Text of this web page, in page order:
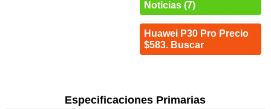
Noticias (7)
Huawei P30 Pro Precio
$583. Buscar
Especificaciones Primarias